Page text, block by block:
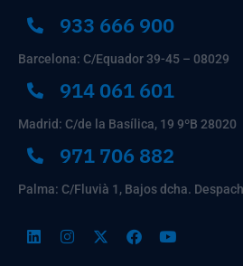
933 666 900
Barcelona: C/Equador 39-45 – 08029
914 061 601
Madrid: C/de la Basílica, 19 9ºB 28020
971 706 882
Palma: C/Fluvià 1, Bajos dcha.